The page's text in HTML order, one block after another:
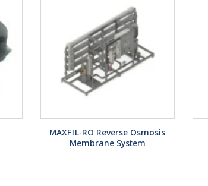
MAXFIL-RO Reverse Osmosis
Membrane System